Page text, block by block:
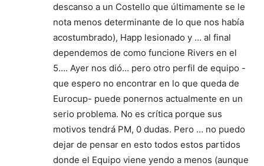
descanso a un Costello que últimamente se le
nota menos determinante de lo que nos había
acostumbrado), Happ lesionado y … al final
dependemos de como funcione Rivers en el
5…. Ayer nos dió… pero otro perfil de equipo -
que espero no encontrar en lo que queda de
Eurocup- puede ponernos actualmente en un
serio problema. No es crítica porque sus
motivos tendrá PM, 0 dudas. Pero … no puedo
dejar de pensar en esto todos estos partidos
donde el Equipo viene yendo a menos (aunque